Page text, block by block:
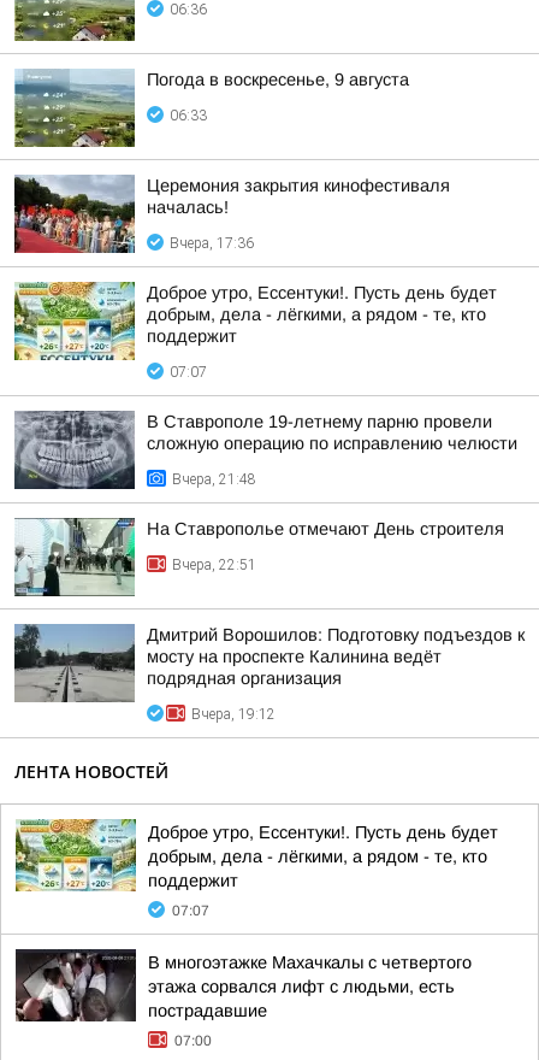
06:36
Погода в воскресенье, 9 августа
06:33
Церемония закрытия кинофестиваля
началась!
Вчера, 17:36
Доброе утро, Ессентуки!. Пусть день будет
добрым, дела - лёгкими, а рядом - те, кто
поддержит
07:07
В Ставрополе 19-летнему парню провели
сложную операцию по исправлению челюсти
Вчера, 21:48
На Ставрополье отмечают День строителя
Вчера, 22:51
Дмитрий Ворошилов: Подготовку подъездов к
мосту на проспекте Калинина ведёт
подрядная организация
Вчера, 19:12
ЛЕНТА НОВОСТЕЙ
Доброе утро, Ессентуки!. Пусть день будет
добрым, дела - лёгкими, а рядом - те, кто
поддержит
07:07
В многоэтажке Махачкалы с четвертого
этажа сорвался лифт с людьми, есть
пострадавшие
07:00